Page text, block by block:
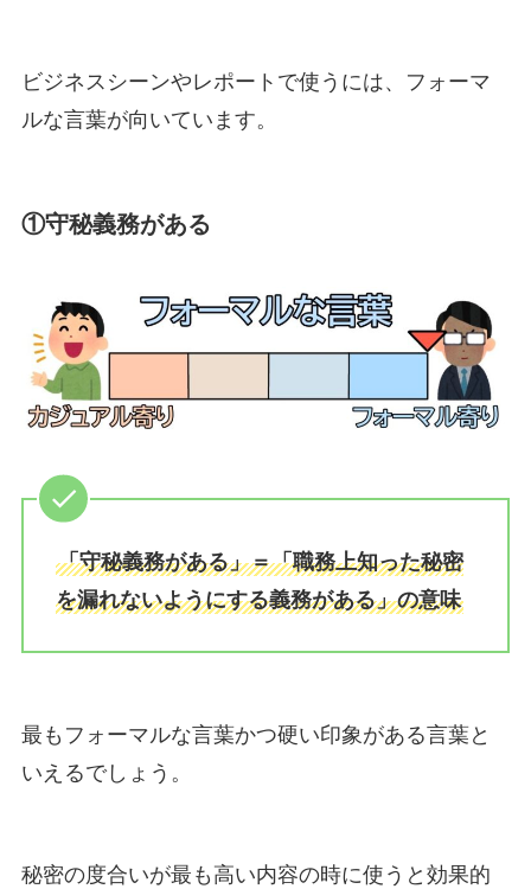
ビジネスシーンやレポートで使うには、フォーマ
ルな言葉が向いています。
①守秘義務がある
「守秘義務がある」＝「職務上知った秘密
を漏れないようにする義務がある」の意味
最もフォーマルな言葉かつ硬い印象がある言葉と
いえるでしょう。
秘密の度合いが最も高い内容の時に使うと効果的